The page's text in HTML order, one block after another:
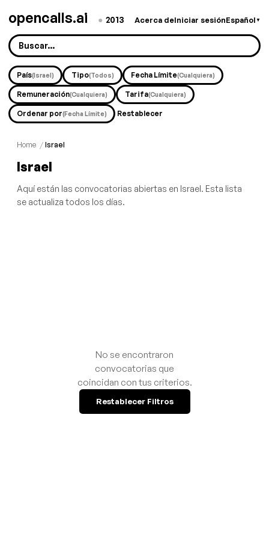
opencalls.ai ● 2013 Acerca deIniciar sesiónEspañol ▼
País(Israel) Tipo(Todos) Fecha Límite(Cualquiera)
Remuneración(Cualquiera) Tarifa(Cualquiera)
Ordenar por(Fecha Límite) Restablecer
Home / Israel
Israel
Aquí están las convocatorias abiertas en Israel. Esta lista
se actualiza todos los días.
No se encontraron
convocatorias que
coincidan con tus criterios.
Restablecer Filtros